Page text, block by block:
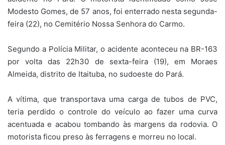
Modesto Gomes, de 57 anos, foi enterrado nesta segunda-
feira (22), no Cemitério Nossa Senhora do Carmo.
Segundo a Polícia Militar, o acidente aconteceu na BR-163
por volta das 22h30 de sexta-feira (19), em Moraes
Almeida, distrito de Itaituba, no sudoeste do Pará.
A vítima, que transportava uma carga de tubos de PVC,
teria perdido o controle do veículo ao fazer uma curva
acentuada e acabou tombando às margens da rodovia. O
motorista ficou preso às ferragens e morreu no local.